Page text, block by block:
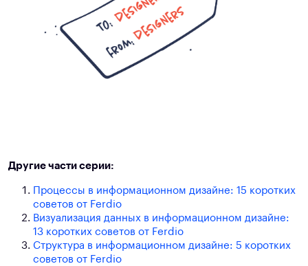
Другие части серии:
Процессы в информационном дизайне: 15 коротких
советов от Ferdio
Визуализация данных в информационном дизайне:
13 коротких советов от Ferdio
Структура в информационном дизайне: 5 коротких
советов от Ferdio